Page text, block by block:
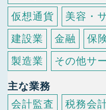
仮想通貨
美容・
建設業
金融 保
製造業
その他サ
主な業務
会計監査
税務会